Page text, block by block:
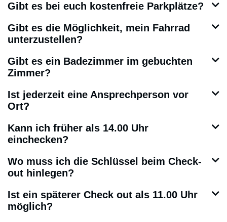
Gibt es bei euch kostenfreie Parkplätze?
Gibt es die Möglichkeit, mein Fahrrad
unterzustellen?
Gibt es ein Badezimmer im gebuchten
Zimmer?
Ist jederzeit eine Ansprechperson vor
Ort?
Kann ich früher als 14.00 Uhr
einchecken?
Wo muss ich die Schlüssel beim Check-
out hinlegen?
Ist ein späterer Check out als 11.00 Uhr
möglich?